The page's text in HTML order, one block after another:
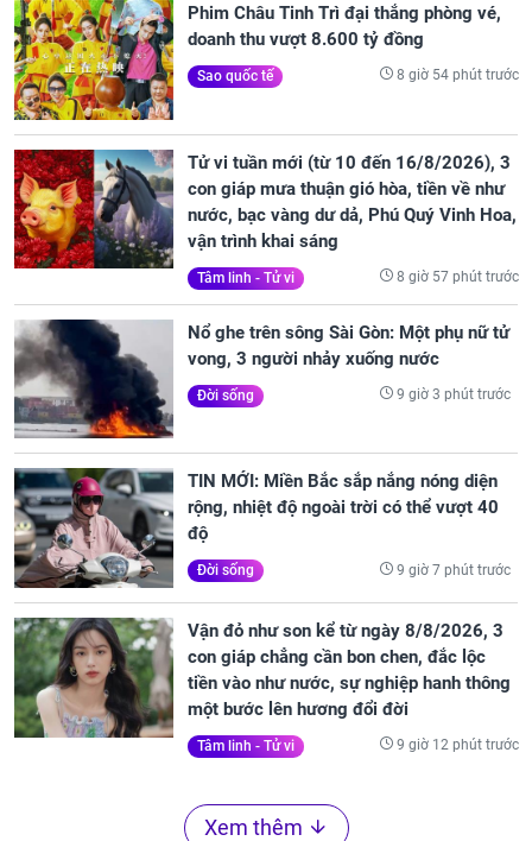
Phim Châu Tinh Trì đại thắng phòng vé,
doanh thu vượt 8.600 tỷ đồng
Sao quốc tế 8 giờ 54 phút trước
Tử vi tuần mới (từ 10 đến 16/8/2026), 3
con giáp mưa thuận gió hòa, tiền về như
nước, bạc vàng dư dả, Phú Quý Vinh Hoa,
vận trình khai sáng
Tâm linh - Tử vi 8 giờ 57 phút trước
Nổ ghe trên sông Sài Gòn: Một phụ nữ tử
vong, 3 người nhảy xuống nước
Đời sống 9 giờ 3 phút trước
TIN MỚI: Miền Bắc sắp nắng nóng diện
rộng, nhiệt độ ngoài trời có thể vượt 40
độ
Đời sống 9 giờ 7 phút trước
Vận đỏ như son kể từ ngày 8/8/2026, 3
con giáp chẳng cần bon chen, đắc lộc
tiền vào như nước, sự nghiệp hanh thông
một bước lên hương đổi đời
Tâm linh - Tử vi 9 giờ 12 phút trước
Xem thêm